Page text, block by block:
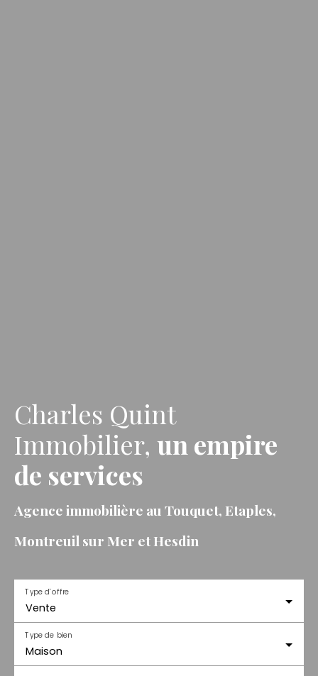
Charles Quint
Immobilier, un empire
de services
Agence immobilière au Touquet, Etaples,
Montreuil sur Mer et Hesdin
Vente
Type d'offre
Maison
Type de bien